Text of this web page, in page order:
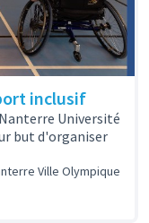
inclusif
Université
but d'organiser
Ville Olympique